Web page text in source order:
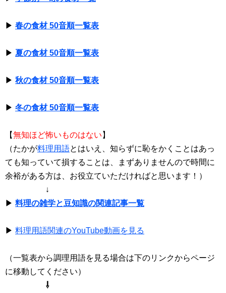
▶ 春の食材 50音順一覧表
▶ 夏の食材 50音順一覧表
▶ 秋の食材 50音順一覧表
▶ 冬の食材 50音順一覧表
【無知ほど怖いものはない 】
（たかが料理用語とはいえ、知らずに恥をかくことはあっ
ても知っていて損することは、まずありませんので時間に
余裕がある方は、お役立ていただければと思います！）
↓
▶ 料理の雑学と豆知識の関連記事一覧
▶ 料理用語関連のYouTube動画を見る
（一覧表から調理用語を見る場合は下のリンクからページ
に移動してください）
⇩